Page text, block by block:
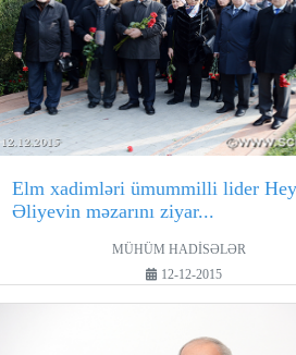
Elm xadimləri ümummilli lider
Əliyevin məzarını ziyar...
MÜHÜM HADİSƏLƏR
12-12-2015